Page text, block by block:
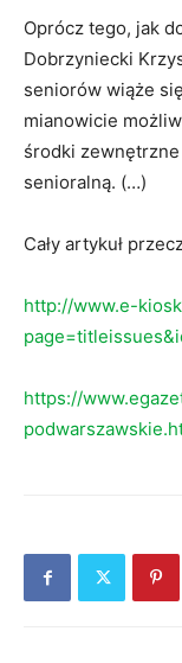
Oprócz tego, jak
Dobrzyniecki
seniorów wiąże
mianowicie
środki zewnętrzne
senioralną. (…)
Cały artykuł
http://www.e-
https://